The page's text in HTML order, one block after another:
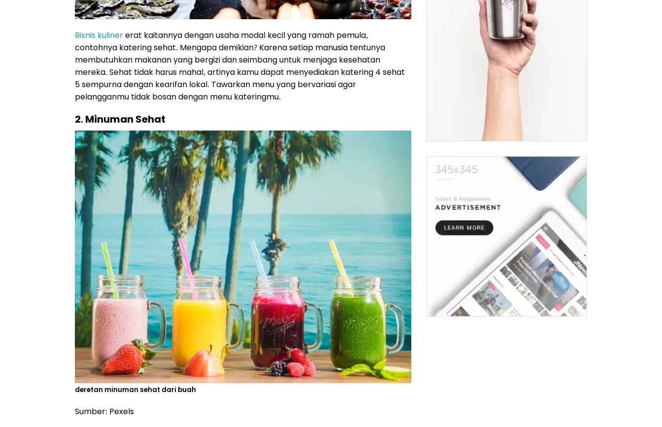
Bisnis kulinererat kaitannya dengan usaha modal kecil yang ramah pemula,
contohnya katering sehat. Mengapa demikian? Karena setiap manusia tentunya
membutuhkan makanan yang bergizi dan seimbang untuk menjaga kesehatan
mereka. Sehat tidak harus mahal, artinya kamu dapat menyediakan katering 4 sehat
5 sempurna dengan kearifan lokal. Tawarkan menu yang bervariasi agar
pelangganmu tidak bosan dengan menu kateringmu.
2. Minuman Sehat
deretan minuman sehat dari buah
Sumber: Pexels